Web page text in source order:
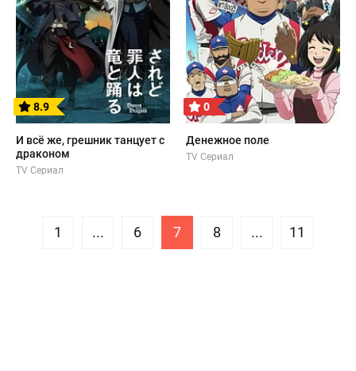
8.9
И всё же, грешник танцует с
драконом
TV Сериал
0
Денежное поле
TV Сериал
1 ... 6 7 8 ... 11